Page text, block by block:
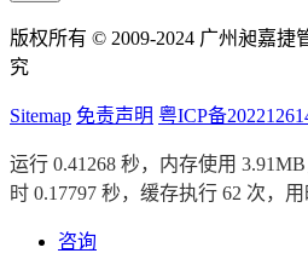
版权所有 © 2009-2024 广州昶嘉捷
究
Sitemap 免责声明 粤ICP备
运行 0.41268 秒，内存使用
时 0.17797 秒，缓存执行 62 次，用
咨询